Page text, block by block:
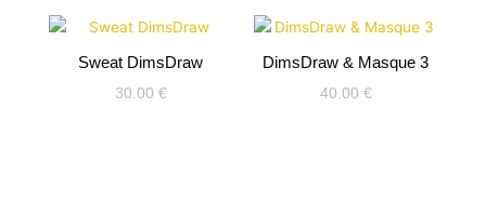
Sweat DimsDraw
30.00 €
DimsDraw & Masque 3
40.00 €